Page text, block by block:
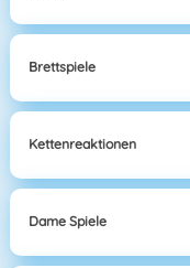
Brettspiele
Kettenreaktionen
Dame Spiele